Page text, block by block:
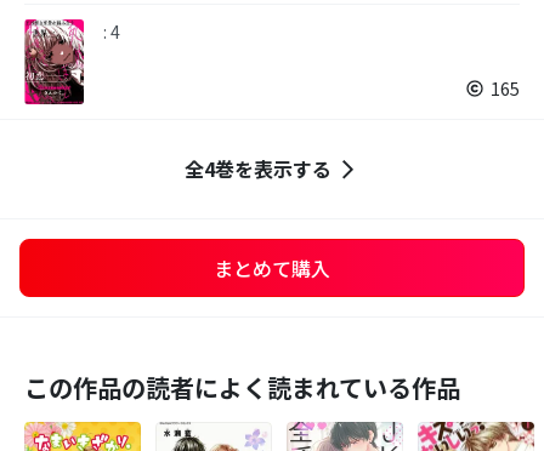
: 4
165
全4巻を表示する
まとめて購入
この作品の読者によく読まれている作品